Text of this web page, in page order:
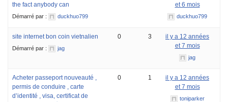
the fact anybody can
Démarré par : duckhuo799
et 6 mois
duckhuo799
site internet bon coin vietnalien
Démarré par : jag
0 3
il y a 12 années
et 7 mois
jag
Acheter passeport nouveauté ,
permis de conduire , carte
d’identité , visa, certificat de
0 1
il y a 12 années
et 7 mois
toniparker